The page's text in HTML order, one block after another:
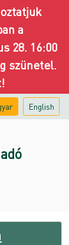
a
28. 16:00
szünetel.
English